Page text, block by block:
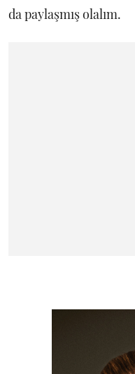
da paylaşmış olalım.